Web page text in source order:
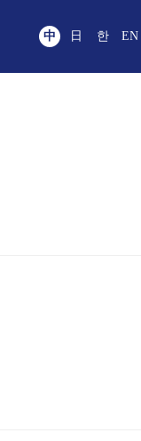
中 日 한 EN